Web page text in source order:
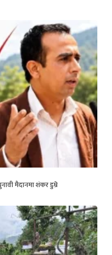
मैदानमा शंकर डुम्रे